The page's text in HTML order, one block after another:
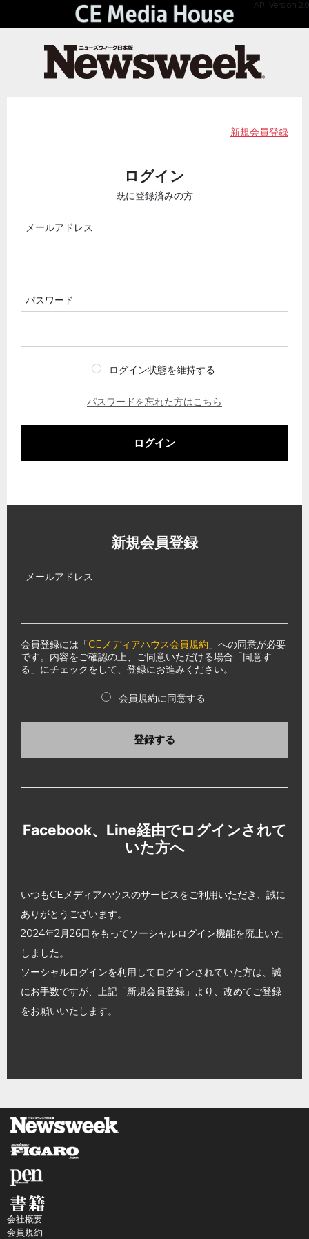
API Version 2.0
新規会員登録
ログイン
既に登録済みの方
メールアドレス
パスワード
ログイン状態を維持する
パスワードを忘れた方はこちら
ログイン
新規会員登録
メールアドレス
会員登録には「CEメディアハウス会員規約 」への同意が必要
です。内容をご確認の上、ご同意いただける場合「同意す
る」にチェックをして、登録にお進みください。
会員規約に同意する
登録する
Facebook、Line経由でログインされて
いた方へ
いつもCEメディアハウスのサービスをご利用いただき、誠に
ありがとうございます。
2024年2月26日をもってソーシャルログイン機能を廃止いた
しました。
ソーシャルログインを利用してログインされていた方は、誠
にお手数ですが、上記「新規会員登録」より、改めてご登録
をお願いいたします。
会社概要
会員規約